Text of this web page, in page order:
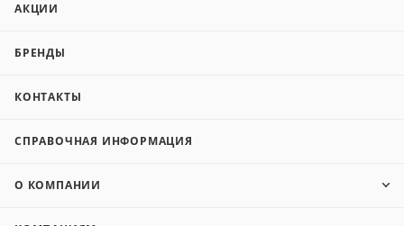
АКЦИИ
БРЕНДЫ
КОНТАКТЫ
СПРАВОЧНАЯ ИНФОРМАЦИЯ
О КОМПАНИИ